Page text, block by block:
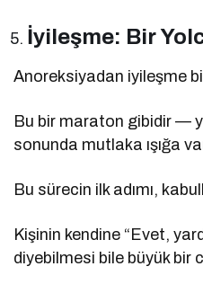
İyileşme: Bir
Anoreksiyadan iyileşme
Bu bir maraton gibidir —
sonunda mutlaka ışığa
Bu sürecin ilk adımı,
Kişinin kendine “Evet,
diyebilmesi bile büyük bir